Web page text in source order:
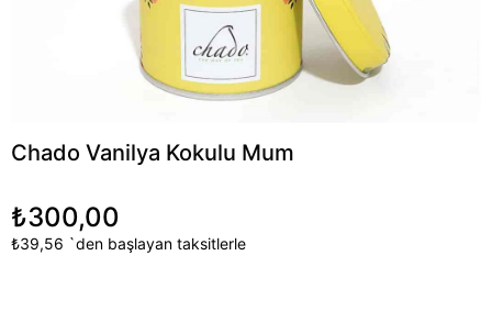
Chado Vanilya Kokulu Mum
₺300,00
₺39,56 `den başlayan taksitlerle